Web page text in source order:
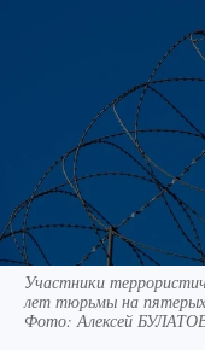
Участники
лет тюрьмы на пятерых
Фото: Алексей